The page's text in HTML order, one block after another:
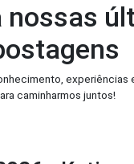
nossas
experiências
caminharmos juntos!